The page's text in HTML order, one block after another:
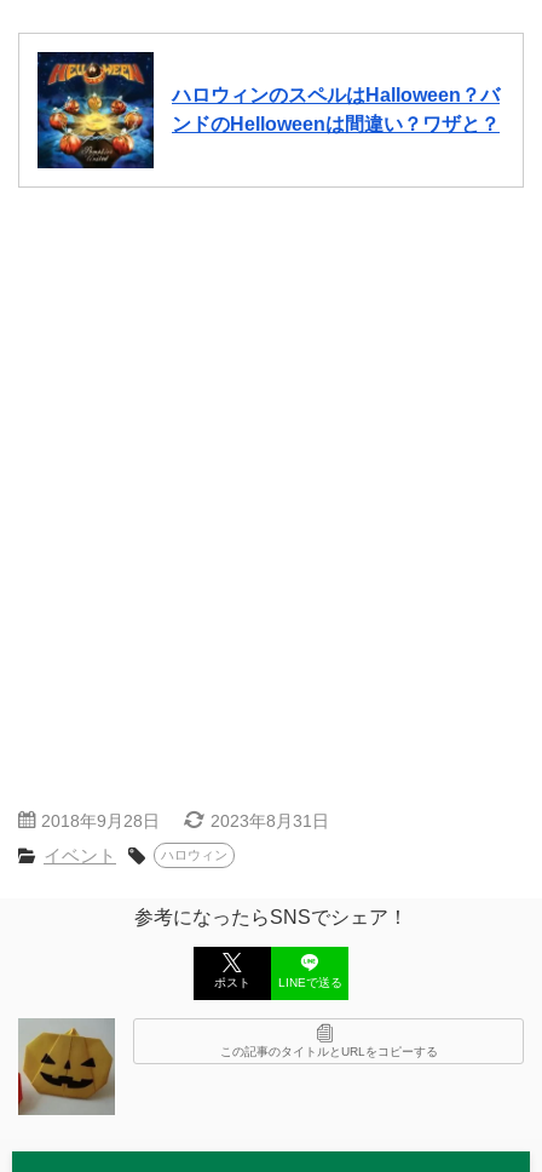
ハロウィンのスペルはHalloween？バ
ンドのHelloweenは間違い？ワザと？
2018年9月28日 2023年8月31日
イベント ハロウィン
参考になったらSNSでシェア！
ポスト LINEで送る
この記事のタイトルとURLをコピーする